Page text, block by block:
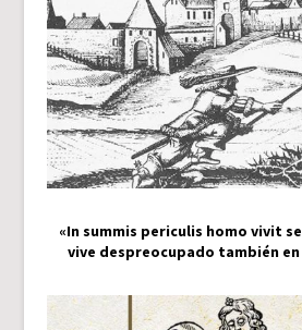
«In summis periculis homo vivit
vive despreocupado también